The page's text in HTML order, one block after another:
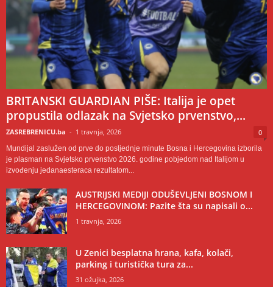
BRITANSKI GUARDIAN PIŠE: Italija je opet
propustila odlazak na Svjetsko prvenstvo,...
ZASREBRENICU.ba - 1 travnja, 2026 0
Mundijal zaslužen od prve do posljednje minute Bosna i Hercegovina izborila
je plasman na Svjetsko prvenstvo 2026. godine pobjedom nad Italijom u
izvođenju jedanaesteraca rezultatom...
AUSTRIJSKI MEDIJI ODUŠEVLJENI BOSNOM I
HERCEGOVINOM: Pazite šta su napisali o...
1 travnja, 2026
U Zenici besplatna hrana, kafa, kolači,
parking i turistička tura za...
31 ožujka, 2026